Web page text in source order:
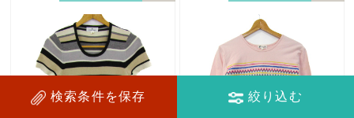
検索条件を保存 絞り込む